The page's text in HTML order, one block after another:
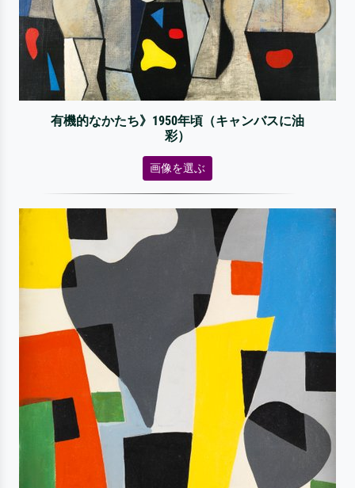
有機的なかたち》1950年頃（キャンバスに油
彩）
画像を選ぶ